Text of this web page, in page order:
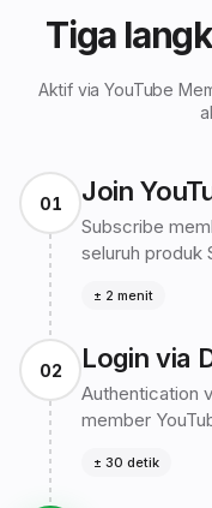
Tiga
Aktif via YouTube
01 Join
Subscribe
seluruh produk
± 2 menit
02 Login via
Authentication
member
± 30 detik